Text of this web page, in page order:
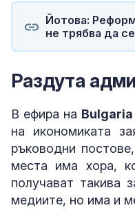
Йотова:
не трябва да
Раздута
В ефира на Bulgaria
на икономиката
ръководни
места има хора,
получават такива
медиите, но има и